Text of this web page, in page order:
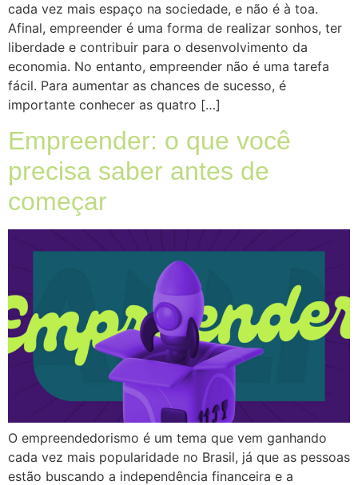
cada vez mais espaço na sociedade, e não é à toa.
Afinal, empreender é uma forma de realizar sonhos, ter
liberdade e contribuir para o desenvolvimento da
economia. No entanto, empreender não é uma tarefa
fácil. Para aumentar as chances de sucesso, é
importante conhecer as quatro […]
Empreender: o que você
precisa saber antes de
começar
O empreendedorismo é um tema que vem ganhando
cada vez mais popularidade no Brasil, já que as pessoas
estão buscando a independência financeira e a